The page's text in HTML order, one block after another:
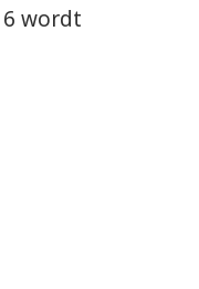
wordt